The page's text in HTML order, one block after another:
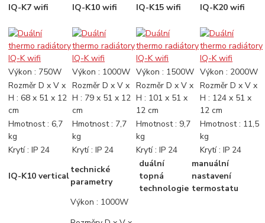
IQ-K7 wifi
IQ-K10 wifi IQ-K15 wifi IQ-K20 wifi
Výkon : 750W Výkon : 1000W Výkon : 1500W Výkon : 2000W
Rozměr D x V x
H : 68 x 51 x 12
cm
Rozměr D x V x
H : 79 x 51 x 12
cm
Rozměr D x V x
H : 101 x 51 x
12 cm
Rozměr D x V x
H : 124 x 51 x
12 cm
Hmotnost : 6,7
kg
Hmotnost : 7,7
kg
Hmotnost : 9,7
kg
Hmotnost : 11,5
kg
Krytí : IP 24
Krytí : IP 24 Krytí : IP 24 Krytí : IP 24
IQ-K10 vertical
technické
parametry
duální
topná
technologie
manuální
nastavení
termostatu
Výkon : 1000W